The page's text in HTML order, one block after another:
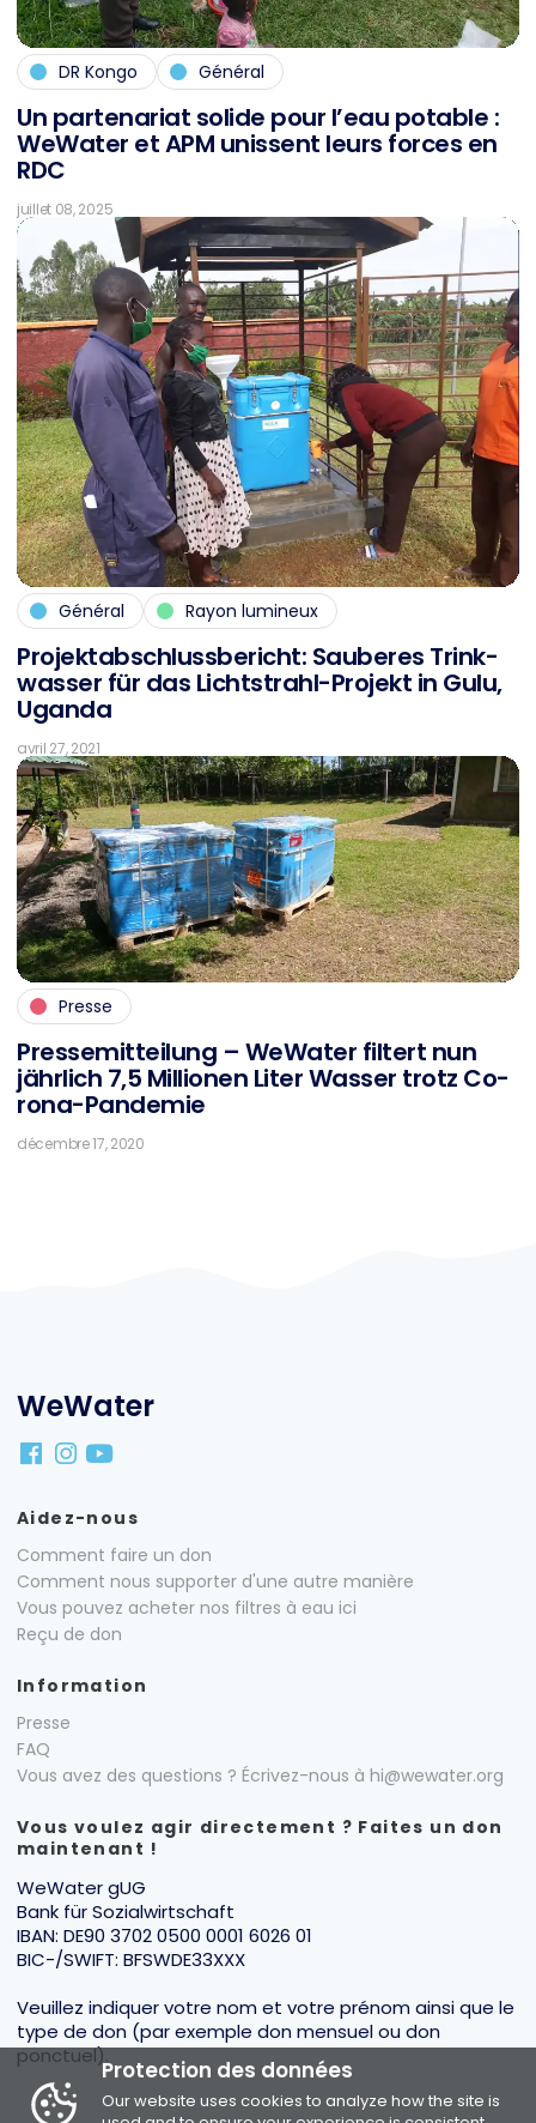
DR Kongo Général
Un par­ten­ari­at so­li­de pour l’eau pota­ble :
We­Wa­ter et APM unis­sent leurs forces en
RDC
juillet 08, 2025
Général Rayon lumineux
Pro­jekt­ab­schluss­be­richt: Sau­be­res Trink­
was­ser für das Licht­strahl-Pro­jekt in Gulu,
Ugan­da
avril 27, 2021
Presse
Pres­se­mit­tei­lung – We­Wa­ter fil­tert nun
jähr­lich 7,5 Mil­lio­nen Li­ter Was­ser trotz Co­
ro­na-Pan­de­mie
décembre 17, 2020
Protection des données
Our website uses cookies to analyze how the site is
WeWater
Aidez-nous
Comment faire un don
Comment nous supporter d'une autre manière
Vous pouvez acheter nos filtres à eau ici
Reçu de don
Information
Presse
FAQ
Vous avez des questions ? Écrivez-nous à hi@wewater.org
Vous voulez agir directement ? Faites un don
maintenant !
WeWater gUG
Bank für Sozialwirtschaft
IBAN: DE90 3702 0500 0001 6026 01
BIC-/SWIFT: BFSWDE33XXX
Veuillez indiquer votre nom et votre prénom ainsi que le
type de don (par exemple don mensuel ou don
ponctuel).